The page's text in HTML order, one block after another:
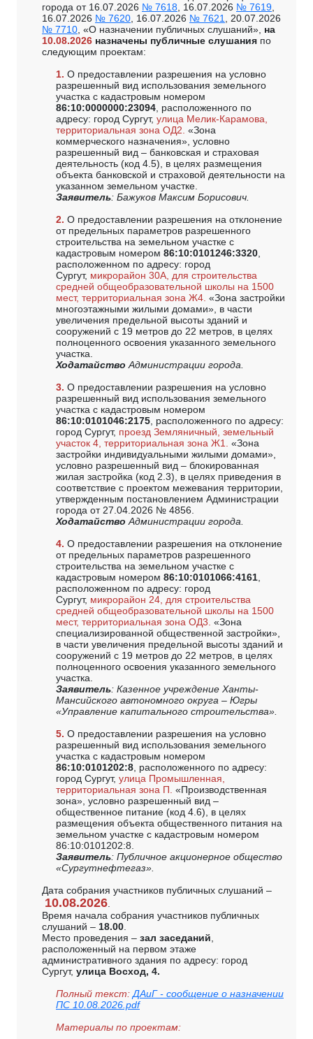
города от 16.07.2026 № 7618, 16.07.2026 № 7619,
16.07.2026 № 7620, 16.07.2026 № 7621, 20.07.2026
№ 7710, «О назначении публичных слушаний», на
10.08.2026 назначены публичные слушания по
следующим проектам:
1. О предоставлении разрешения на условно
разрешенный вид использования земельного
участка с кадастровым номером
86:10:0000000:23094, расположенного по
адресу: город Сургут, улица Мелик-Карамова,
территориальная зона ОД2. «Зона
коммерческого назначения», условно
разрешенный вид – банковская и страховая
деятельность (код 4.5), в целях размещения
объекта банковской и страховой деятельности на
указанном земельном участке.
Заявитель: Бажуков Максим Борисович.
2. О предоставлении разрешения на отклонение
от предельных параметров разрешенного
строительства на земельном участке с
кадастровым номером 86:10:0101246:3320,
расположенном по адресу: город
Сургут, микрорайон 30А, для строительства
средней общеобразовательной школы на 1500
мест, территориальная зона Ж4. «Зона застройки
многоэтажными жилыми домами», в части
увеличения предельной высоты зданий и
сооружений с 19 метров до 22 метров, в целях
полноценного освоения указанного земельного
участка.
Ходатайство Администрации города.
3. О предоставлении разрешения на условно
разрешенный вид использования земельного
участка с кадастровым номером
86:10:0101046:2175, расположенного по адресу:
город Сургут, проезд Земляничный, земельный
участок 4, территориальная зона Ж1. «Зона
застройки индивидуальными жилыми домами»,
условно разрешенный вид – блокированная
жилая застройка (код 2.3), в целях приведения в
соответствие с проектом межевания территории,
утвержденным постановлением Администрации
города от 27.04.2026 № 4856.
ХодатайствоАдминистрации города.
4. О предоставлении разрешения на отклонение
от предельных параметров разрешенного
строительства на земельном участке с
кадастровым номером 86:10:0101066:4161,
расположенном по адресу: город
Сургут, микрорайон 24, для строительства
средней общеобразовательной школы на 1500
мест, территориальная зона ОД3. «Зона
специализированной общественной застройки»,
в части увеличения предельной высоты зданий и
сооружений с 19 метров до 22 метров, в целях
полноценного освоения указанного земельного
участка.
Заявитель: Казенное учреждение Ханты-
Мансийского автономного округа – Югры
«Управление капитального строительства».
5. О предоставлении разрешения на условно
разрешенный вид использования земельного
участка с кадастровым номером
86:10:0101202:8, расположенного по адресу:
город Сургут, улица Промышленная,
территориальная зона П. «Производственная
зона», условно разрешенный вид –
общественное питание (код 4.6), в целях
размещения объекта общественного питания на
земельном участке с кадастровым номером
86:10:0101202:8.
Заявитель: Публичное акционерное общество
«Сургутнефтегаз».
Дата собрания участников публичных слушаний –
10.08.2026.
Время начала собрания участников публичных
слушаний – 18.00.
Место проведения – зал заседаний,
расположенный на первом этаже
административного здания по адресу: город
Сургут, улица Восход, 4.
Полный текст: ДАиГ - сообщение о назначении
ПС 10.08.2026.pdf
Материалы по проектам: